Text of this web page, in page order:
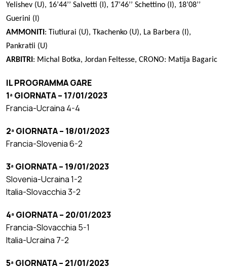
Yelishev (U), 16’44’’ Salvetti (I), 17’46’’ Schettino (I), 18’08’’
Guerini (I)
AMMONITI : Tiutiurai (U), Tkachenko (U), La Barbera (I),
Pankratii (U)
ARBITRI : Michal Botka, Jordan Feltesse, CRONO: Matija Bagaric
IL PROGRAMMA GARE
1ª GIORNATA – 17/01/2023
Francia-Ucraina 4-4
2ª GIORNATA – 18/01/2023
Francia-Slovenia 6-2
3ª GIORNATA – 19/01/2023
Slovenia-Ucraina 1-2
Italia-Slovacchia 3-2
4ª GIORNATA – 20/01/2023
Francia-Slovacchia 5-1
Italia-Ucraina 7-2
5ª GIORNATA – 21/01/2023